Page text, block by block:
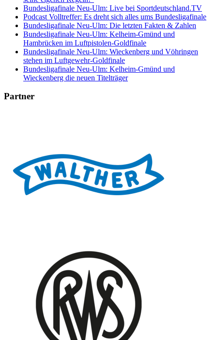
Bundesligafinale Neu-Ulm: Live bei Sportdeutschland.TV
Podcast Volltreffer: Es dreht sich alles ums Bundesligafinale
Bundesligafinale Neu-Ulm: Die letzten Fakten & Zahlen
Bundesligafinale Neu-Ulm: Kelheim-Gmünd und
Hambrücken im Luftpistolen-Goldfinale
Bundesligafinale Neu-Ulm: Wieckenberg und Vöhringen
stehen im Luftgewehr-Goldfinale
Bundesligafinale Neu-Ulm: Kelheim-Gmünd und
Wieckenberg die neuen Titelträger
Partner